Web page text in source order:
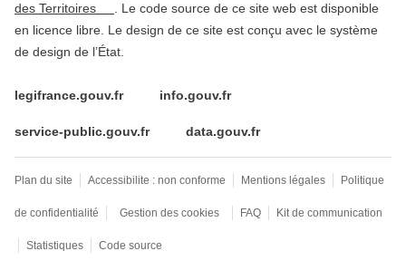
des Territoires
. Le code source de ce site web est disponible
en licence libre. Le design de ce site est conçu avec le système
de design de l’État.
legifrance.gouv.fr info.gouv.fr
service-public.gouv.fr data.gouv.fr
Plan du site Accessibilite : non conforme Mentions légales Politique
de confidentialité Gestion des cookies FAQ Kit de communication
Statistiques Code source